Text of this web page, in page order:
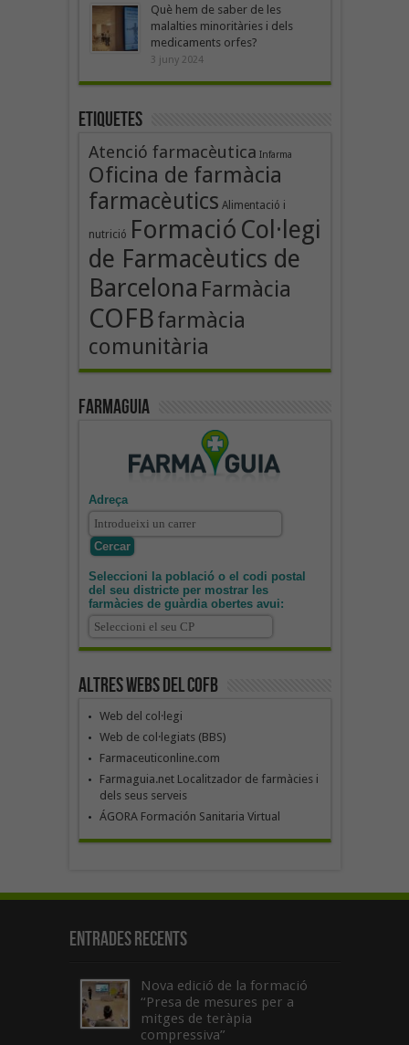
Què hem de saber de les
malalties minoritàries i dels
medicaments orfes?
3 juny 2024
Etiquetes
Atenció farmacèutica Infarma
Oficina de farmàcia
farmacèutics Alimentació i
nutrició Formació Col·legi
de Farmacèutics de
Barcelona Farmàcia
COFBfarmàcia
comunitària
Farmaguia
Adreça
Seleccioni la població o el codi postal
del seu districte per mostrar les
farmàcies de guàrdia obertes avui:
Altres webs del COFB
Web del col·legi
Web de col·legiats (BBS)
Farmaceuticonline.com
Farmaguia.net Localitzador de farmàcies i
dels seus serveis
ÁGORA Formación Sanitaria Virtual
Entrades recents
Nova edició de la formació
“Presa de mesures per a
mitges de teràpia
compressiva”